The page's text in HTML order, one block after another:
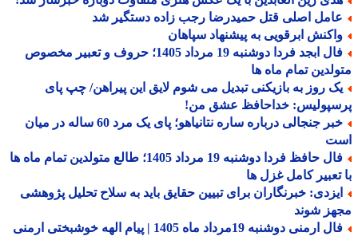
اصلی قتل حمیدرضا رجب زاده دستگیر شد
ابرقویی به پیشنهاد سپاهان
فال ابجد فردا دوشنبه 19 مرداد 1405؛ حروف و تعبیر مخصوص
تمام ماه ها
روز به بازیکنی تبدیل می شوم لایق این پیراهن/ چپ پای
خداحافظ عشق من!
خبر جنجالی درباره ساره نتانیاهو؛ پای یک مرد 60 ساله در میان
فال حافظ فردا دوشنبه 19 مرداد 1405؛ طالع متولدین تمام ماه ها
کامل غزل ها
خبرنگاران برای تبیین حقایق باید به سلاح تحلیل پژوهشی
شوند
فال ارمنی دوشنبه 19مرداد ماه 1405 | پیام الهه خوشبختی ارمنی